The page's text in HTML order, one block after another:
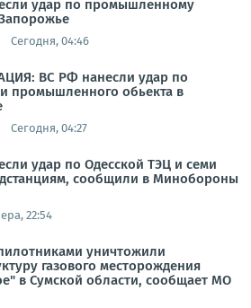
удар по промышленному
Сегодня, 04:46
ВС РФ нанесли удар по
промышленного обьекта в
Сегодня, 04:27
удар по Одесской ТЭЦ и семи
сообщили в Минобороны
22:54
уничтожили
газового месторождения
в Сумской области, сообщает МО